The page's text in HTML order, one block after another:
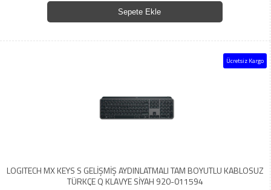
Sepete Ekle
Ücretsiz Kargo
LOGITECH MX KEYS S GELİŞMİŞ AYDINLATMALI TAM BOYUTLU KABLOSUZ
TÜRKÇE Q KLAVYE SİYAH 920-011594